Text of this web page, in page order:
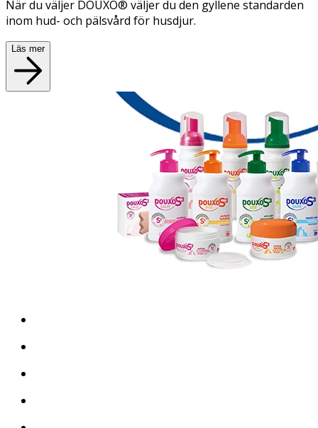
När du väljer DOUXO® väljer du den gyllene standarden
inom hud- och pälsvård för husdjur.
Läs mer